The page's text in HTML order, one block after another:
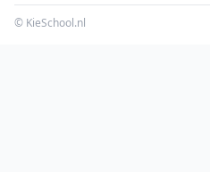
© KieSchool.nl